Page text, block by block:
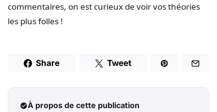
commentaires, on est curieux de voir vos théories
les plus folles !
Share Tweet
À propos de cette publication